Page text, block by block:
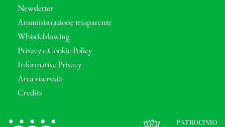
Newsletter
Amministrazione trasparente
Whistleblowing
Privacy e Cookie Policy
Informative Privacy
Area riservata
Credits